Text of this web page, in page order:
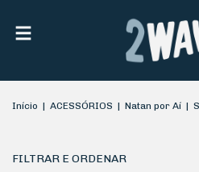
Início | ACESSÓRIOS | Natan por Aí |
FILTRAR E ORDENAR